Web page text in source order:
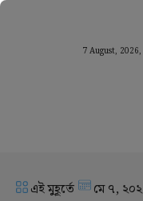
7 August, 2026,
এই মুহূর্তে মে ৭,